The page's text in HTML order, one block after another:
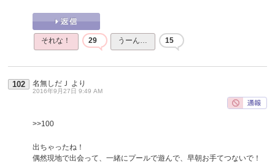
それな！ 29 うーん… 15
102 名無しだＪ より
2016年9月27日 9:49 AM
>>100
出ちゃったね！
偶然現地で出会って、一緒にプールで遊んで、早朝お手てつないで！